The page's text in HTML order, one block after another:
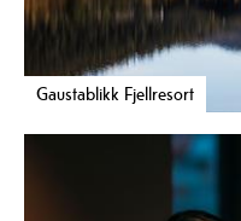
Gaustablikk Fjellresort